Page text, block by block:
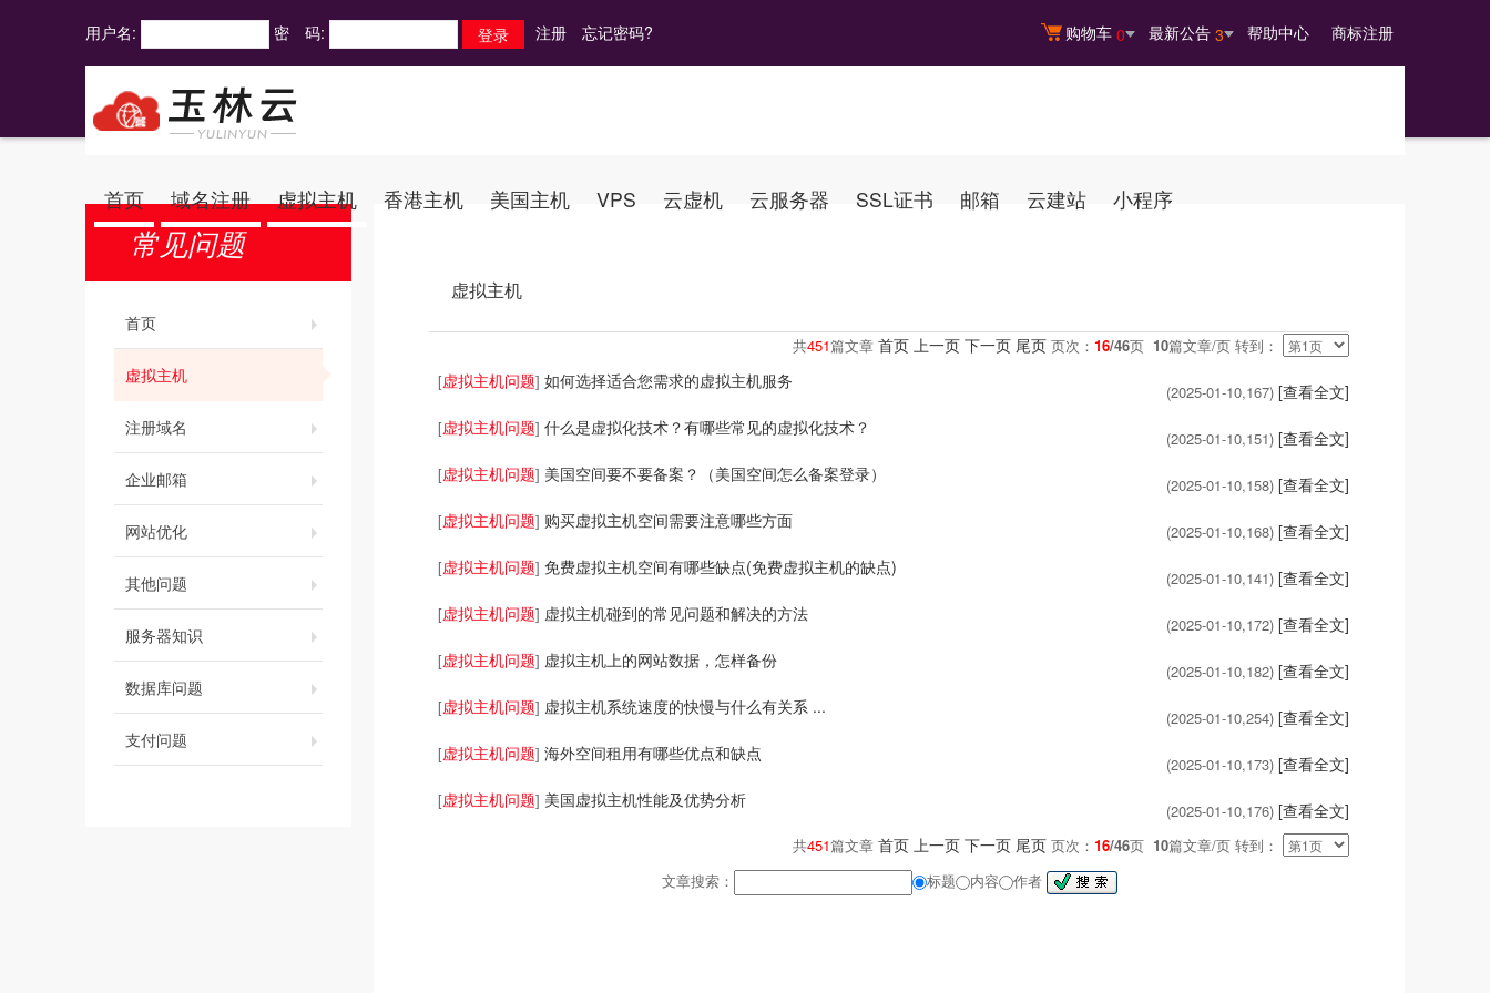
购物车 0 最新公告 3 帮助中心 商标注册
用户名: 密 码: 注册 忘记密码?
首页 域名注册 虚拟主机 香港主机 美国主机 VPS 云虚机 云服务器 SSL证书 邮箱 云建站 小程序
常见问题
首页
虚拟主机
注册域名
企业邮箱
网站优化
其他问题
服务器知识
数据库问题
支付问题
虚拟主机
共451篇文章 首页 上一页 下一页 尾页 页次： 16/46页 10篇文章/页 转到：
[虚拟主机问题] 如何选择适合您需求的虚拟主机服务
(2025-01-10,167) [查看全文]
[虚拟主机问题] 什么是虚拟化技术？有哪些常见的虚拟化技术？
(2025-01-10,151) [查看全文]
[虚拟主机问题] 美国空间要不要备案？（美国空间怎么备案登录）
(2025-01-10,158) [查看全文]
[虚拟主机问题] 购买虚拟主机空间需要注意哪些方面
(2025-01-10,168) [查看全文]
[虚拟主机问题] 免费虚拟主机空间有哪些缺点(免费虚拟主机的缺点)
(2025-01-10,141) [查看全文]
[虚拟主机问题] 虚拟主机碰到的常见问题和解决的方法
(2025-01-10,172) [查看全文]
[虚拟主机问题] 虚拟主机上的网站数据，怎样备份
(2025-01-10,182) [查看全文]
[虚拟主机问题] 虚拟主机系统速度的快慢与什么有关系 ...
(2025-01-10,254) [查看全文]
[虚拟主机问题] 海外空间租用有哪些优点和缺点
(2025-01-10,173) [查看全文]
[虚拟主机问题] 美国虚拟主机性能及优势分析
(2025-01-10,176) [查看全文]
共451篇文章 首页 上一页 下一页 尾页 页次： 16/46页 10篇文章/页 转到：
文章搜索：
标题 内容 作者